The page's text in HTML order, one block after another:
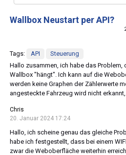
Wallbox Neustart per API?
Tags: API
Steuerung
Hallo zusammen, ich habe das Problem,
Wallbox "hängt". Ich kann auf die
werden keine Graphen der Zählerwerte
angesteckte Fahrzeug wird nicht erkannt,
Chris
20. Januar 2024 17:24
Hallo, ich scheine genau das gleiche
habe ich festgestellt, dass bei einem
zwar die Weboberfläche weiterhin